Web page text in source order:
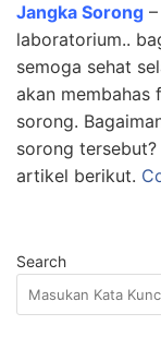
Jangka Sorong
laboratorium..
semoga sehat
akan membahas
sorong.
sorong
artikel berikut.
Search